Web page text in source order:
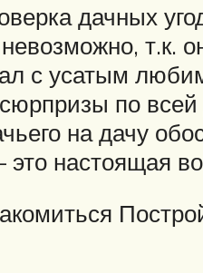
дачных
невозможно, т.к.
с усатым
по
на дачу
это настоящая